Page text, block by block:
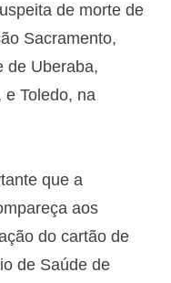
de morte de
Sacramento,
de Uberaba,
e Toledo, na
que a
aos
do cartão de
de Saúde de